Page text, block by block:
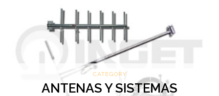
CATEGORY
ANTENAS Y SISTEMAS